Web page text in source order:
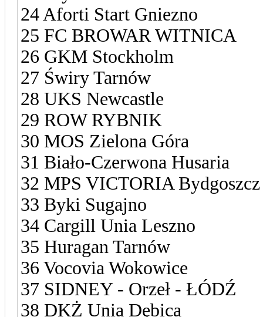
24 Aforti Start Gniezno
25 FC BROWAR WITNICA
26 GKM Stockholm
27 Świry Tarnów
28 UKS Newcastle
29 ROW RYBNIK
30 MOS Zielona Góra
31 Biało-Czerwona Husaria
32 MPS VICTORIA Bydgoszcz
33 Byki Sugajno
34 Cargill Unia Leszno
35 Huragan Tarnów
36 Vocovia Wokowice
37 SIDNEY - Orzeł - ŁÓDŹ
38 DKŻ Unia Dębica